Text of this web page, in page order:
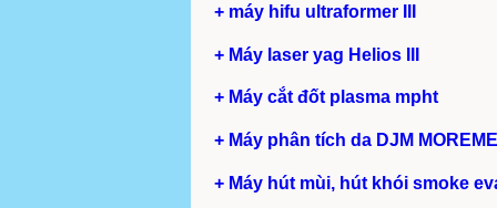
+ máy hifu ultraformer III
+ Máy laser yag Helios III
+ Máy cắt đốt plasma mpht
+ Máy phân tích da DJM MOREME
+ Máy hút mùi, hút khói smoke